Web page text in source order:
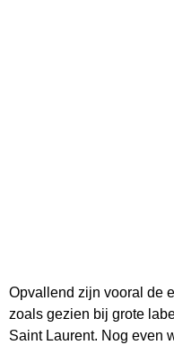
Opvallend zijn vooral de
zoals gezien bij grote
Saint Laurent. Nog even